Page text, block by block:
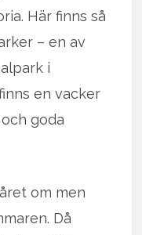
Här finns så
– en av
i
en vacker
goda
om men
Då